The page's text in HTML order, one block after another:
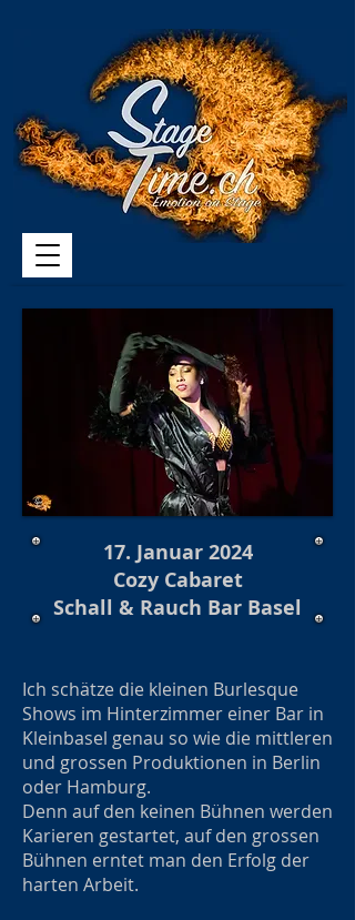
17. Januar 2024
Cozy Cabaret
Schall & Rauch Bar Basel
Ich schätze die kleinen Burlesque
Shows im Hinterzimmer einer Bar in
Kleinbasel genau so wie die mittleren
und grossen Produktionen in Berlin
oder Hamburg.
Denn auf den keinen Bühnen werden
Karieren gestartet, auf den grossen
Bühnen erntet man den Erfolg der
harten Arbeit.